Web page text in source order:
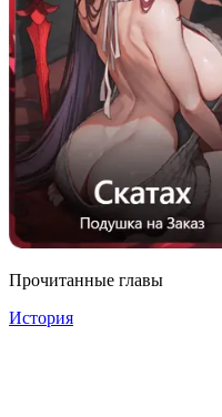
Прочитанные главы
История